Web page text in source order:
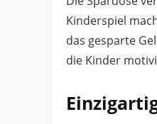
Kinderspiel
das gesparte
die Kinder